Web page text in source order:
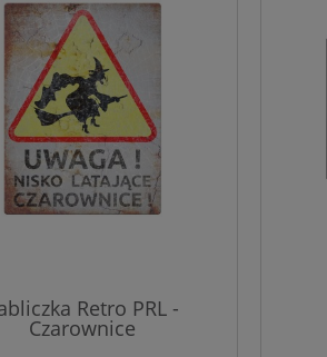
Retro PRL -
Czarownice